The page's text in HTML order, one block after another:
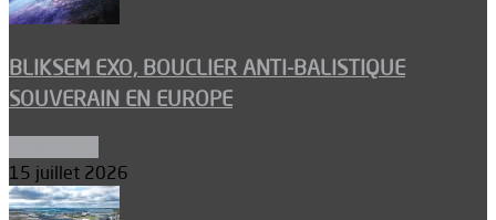
BLIKSEM EXO, BOUCLIER ANTI-BALISTIQUE
SOUVERAIN EN EUROPE
15 juillet 2026